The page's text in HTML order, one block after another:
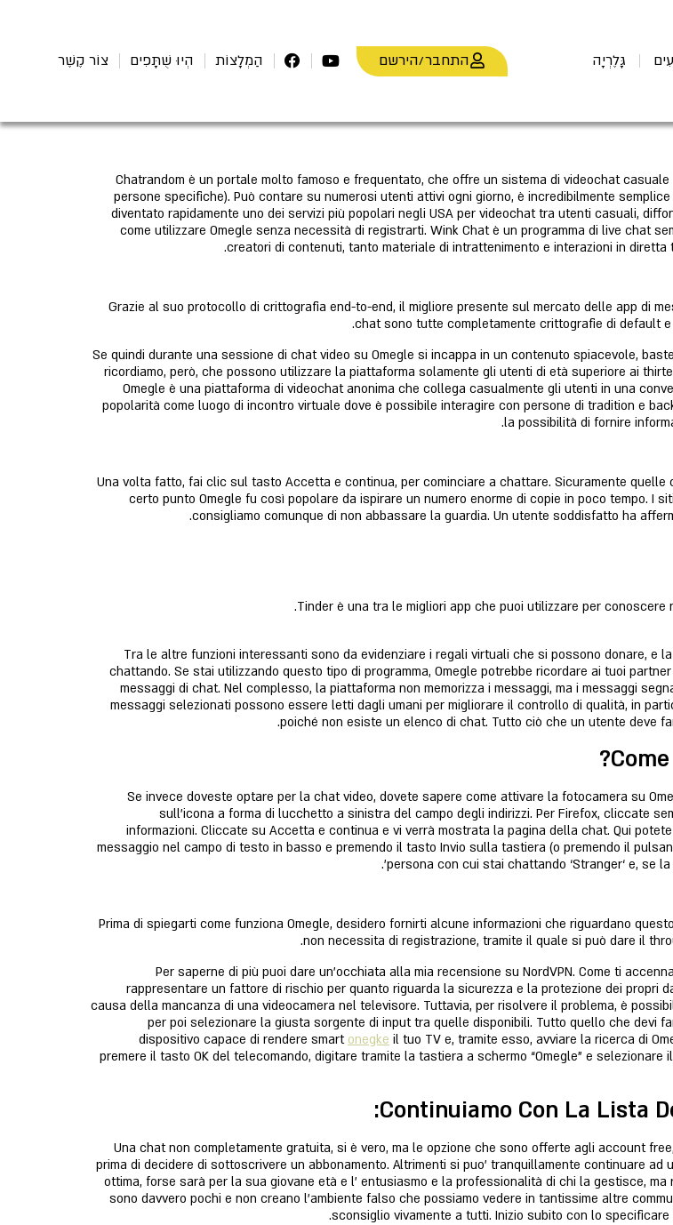
גָּלֶרְיָה התחבר/הירשם הַמְלָצוֹת הְיוּ שֻׁתָּפִים צוֹר קֶשֶׁר
Chatrandom è un portale molto famoso e frequentato, che offre un sistema di videochat
persone specifiche). Può contare su numerosi utenti attivi ogni giorno, è incredibilmente
diventato rapidamente uno dei servizi più popolari negli USA per videochat tra utenti casuali,
come utilizzare Omegle senza necessità di registrarti. Wink Chat è un programma di live chat
creatori di contenuti, tanto materiale di intrattenimento e interazioni in
Grazie al suo protocollo di crittografia end-to-end, il migliore presente sul mercato delle app di
chat sono tutte completamente crittografie di default
Se quindi durante una sessione di chat video su Omegle si incappa in un contenuto spiacevole,
ricordiamo, però, che possono utilizzare la piattaforma solamente gli utenti di età superiore ai
Omegle è una piattaforma di videochat anonima che collega casualmente gli utenti in una
popolarità come luogo di incontro virtuale dove è possibile interagire con persone di tradition e
la possibilità di fornire
Una volta fatto, fai clic sul tasto Accetta e continua, per cominciare a chattare. Sicuramente
certo punto Omegle fu così popolare da ispirare un numero enorme di copie in poco tempo. I
consigliamo comunque di non abbassare la guardia. Un utente soddisfatto ha
Tinder è una tra le migliori app che puoi utilizzare per
Tra le altre funzioni interessanti sono da evidenziare i regali virtuali che si possono donare,
chattando. Se stai utilizzando questo tipo di programma, Omegle potrebbe ricordare ai tuoi
messaggi di chat. Nel complesso, la piattaforma non memorizza i messaggi, ma i messaggi
messaggi selezionati possono essere letti dagli umani per migliorare il controllo di qualità, in
poiché non esiste un elenco di chat. Tutto ciò che un utente deve
Se invece doveste optare per la chat video, dovete sapere come attivare la fotocamera su
sull'icona a forma di lucchetto a sinistra del campo degli indirizzi. Per Firefox, cliccate
informazioni. Cliccate su Accetta e continua e vi verrà mostrata la pagina della chat. Qui
messaggio nel campo di testo in basso e premendo il tasto Invio sulla tastiera (o premendo il
persona con cui stai chattando ‘Stranger‘ e, se
Prima di spiegarti come funziona Omegle, desidero fornirti alcune informazioni che riguardano
non necessita di registrazione, tramite il quale si può dare il
Per saperne di più puoi dare un’occhiata alla mia recensione su NordVPN. Come ti
rappresentare un fattore di rischio per quanto riguarda la sicurezza e la protezione dei propri
causa della mancanza di una videocamera nel televisore. Tuttavia, per risolvere il problema, è
per poi selezionare la giusta sorgente di input tra quelle disponibili. Tutto quello che devi
dispositivo capace di rendere smart onegke il tuo TV e, tramite esso, avviare la ricerca di
premere il tasto OK del telecomando, digitare tramite la tastiera a schermo “Omegle” e
Continuiamo Con La Lista
Una chat non completamente gratuita, si è vero, ma le opzione che sono offerte agli account
prima di decidere di sottoscrivere un abbonamento. Altrimenti si puo’ tranquillamente continuare
ottima, forse sarà per la sua giovane età e l’ entusiasmo e la professionalità di chi la gestisce,
sono davvero pochi e non creano l’ambiente falso che possiamo vedere in tantissime altre
sconsiglio vivamente a tutti. Inizio subito con lo